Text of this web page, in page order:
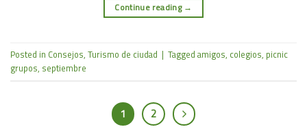
Continue reading →
Posted in Consejos, Turismo de ciudad | Tagged amigos, colegios, picnic
grupos, septiembre
1 2